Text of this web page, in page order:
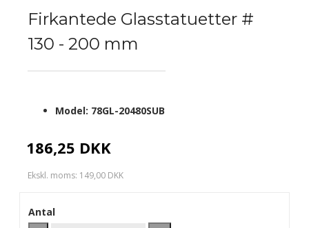
Firkantede Glasstatuetter #
130 - 200 mm
186,25 DKK
Ekskl. moms: 149,00 DKK
Model: 78GL-20480SUB
Antal